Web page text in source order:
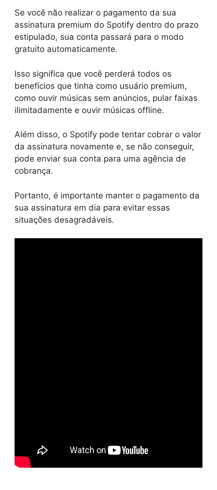
Se você não realizar o pagamento da sua
assinatura premium do Spotify dentro do prazo
estipulado, sua conta passará para o modo
gratuito automaticamente.
Isso significa que você perderá todos os
benefícios que tinha como usuário premium,
como ouvir músicas sem anúncios, pular faixas
ilimitadamente e ouvir músicas offline.
Além disso, o Spotify pode tentar cobrar o valor
da assinatura novamente e, se não conseguir,
pode enviar sua conta para uma agência de
cobrança.
Portanto, é importante manter o pagamento da
sua assinatura em dia para evitar essas
situações desagradáveis.